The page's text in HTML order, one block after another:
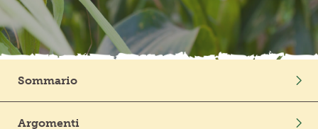
Frutta in pezzi
Polpe di frutta
Sommario
Argomenti